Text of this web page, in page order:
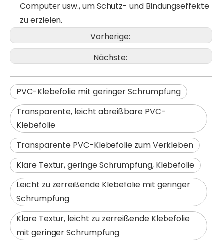
Computer usw., um Schutz- und Bindungseffekte
zu erzielen.
Vorherige:
Nächste:
PVC-Klebefolie mit geringer Schrumpfung
Transparente, leicht abreißbare PVC-
Klebefolie
Transparente PVC-Klebefolie zum Verkleben
Klare Textur, geringe Schrumpfung, Klebefolie
Leicht zu zerreißende Klebefolie mit geringer
Schrumpfung
Klare Textur, leicht zu zerreißende Klebefolie
mit geringer Schrumpfung